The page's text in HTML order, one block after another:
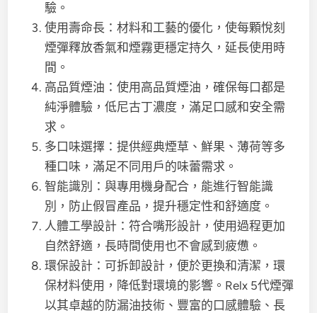
驗。
使用壽命長：材料和工藝的優化，使每顆悅刻
煙彈釋放香氣和煙霧更穩定持久，延長使用時
間。
高品質煙油：使用高品質煙油，確保每口都是
純淨體驗，低尼古丁濃度，滿足口感和安全需
求。
多口味選擇：提供經典煙草、鮮果、薄荷等多
種口味，滿足不同用戶的味蕾需求。
智能識別：與專用機身配合，能進行智能識
別，防止假冒產品，提升穩定性和舒適度。
人體工學設計：符合嘴形設計，使用過程更加
自然舒適，長時間使用也不會感到疲憊。
環保設計：可拆卸設計，便於更換和清潔，環
保材料使用，降低對環境的影響。Relx 5代煙彈
以其卓越的防漏油技術、豐富的口感體驗、長